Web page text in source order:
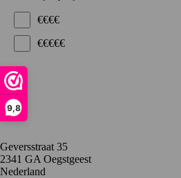
9,8
€€€€
€€€€€
Contact
Geversstraat 35
2341 GA Oegstgeest
Nederland